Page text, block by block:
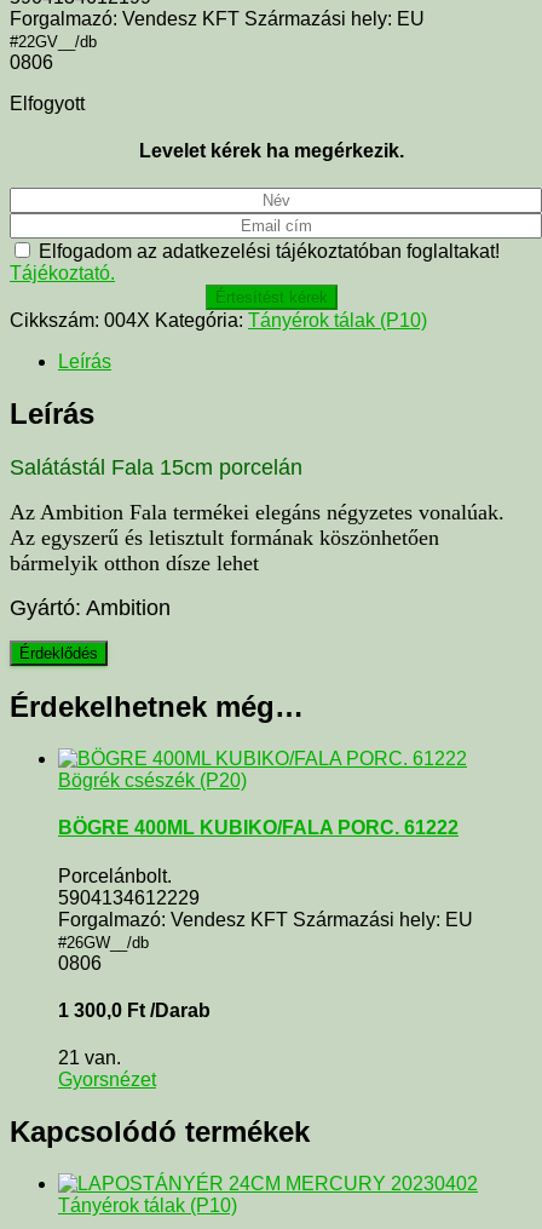
Forgalmazó: Vendesz KFT Származási hely: EU
#22GV__/db
0806
Elfogyott
Levelet kérek ha megérkezik.
Elfogadom az adatkezelési tájékoztatóban foglaltakat!
Tájékoztató.
Értesítést kérek
Cikkszám: 004X Kategória: Tányérok tálak (P10)
Leírás
Leírás
Salátástál Fala 15cm porcelán
Az Ambition Fala termékei elegáns négyzetes vonalúak.
Az egyszerű és letisztult formának köszönhetően
bármelyik otthon dísze lehet
Gyártó: Ambition
Érdekelhetnek még…
Bögrék csészék (P20)
BÖGRE 400ML KUBIKO/FALA PORC. 61222
Porcelánbolt.
5904134612229
Forgalmazó: Vendesz KFT Származási hely: EU
#26GW__/db
0806
1 300,0 Ft /Darab
21 van.
Gyorsnézet
Kapcsolódó termékek
Tányérok tálak (P10)